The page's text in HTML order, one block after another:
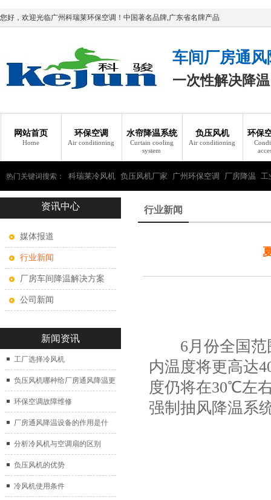
您好，欢迎光临广州科瑞莱环保空调！中国著名品牌,广东省名牌产品
车间厂房通
一次性解决降
网站首页
Home
环保空调
Air conditioning
水帘降温系统
Curtain cooling
system
负压风机
Air conditioning
环保
热门关键词搜索： 科瑞莱冷风机 负压风机厂家 广州环保空调 厂房降温 工
瑞莱环保空调资讯中心
媒体报道
行业新闻
厂房车间降温解决方案
公司新闻
新闻资讯
工厂选择冷风机
负压风机哪种给厂房通风降温更
好？
环保空调故障维修
厂房通风降温设备的作用是什
么？
分析冷风机与空调扇的区别
负压风机的优势
冷风机使用条件
行业新闻
6月份全国范
内温度将更高达
度仍将在30℃左
强制抽风降温系